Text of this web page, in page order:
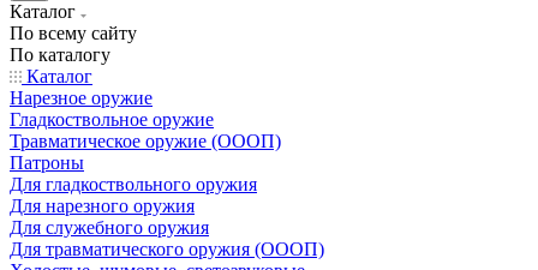
Каталог
По всему сайту
По каталогу
Каталог
Нарезное оружие
Гладкоствольное оружие
Травматическое оружие (ОООП)
Патроны
Для гладкоствольного оружия
Для нарезного оружия
Для служебного оружия
Для травматического оружия (ОООП)